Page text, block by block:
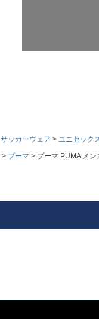
サッカーウェア ユニセック
プーマ プーマ PUMA メ